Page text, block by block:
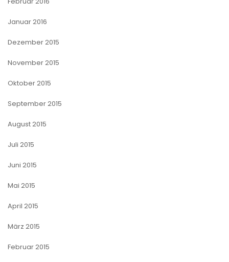
Januar 2016
Dezember 2015
November 2015
Oktober 2015
September 2015
August 2015
Juli 2015
Juni 2015
Mai 2015
April 2015
März 2015
Februar 2015